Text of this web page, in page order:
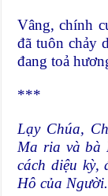
Vâng, chính
đã tuôn chảy
đang toả
***
Lạy Chúa,
Ma ria và bà
cách diệu kỳ,
Hô của Người.